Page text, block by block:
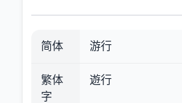
简体 游行
繁体
字
遊行